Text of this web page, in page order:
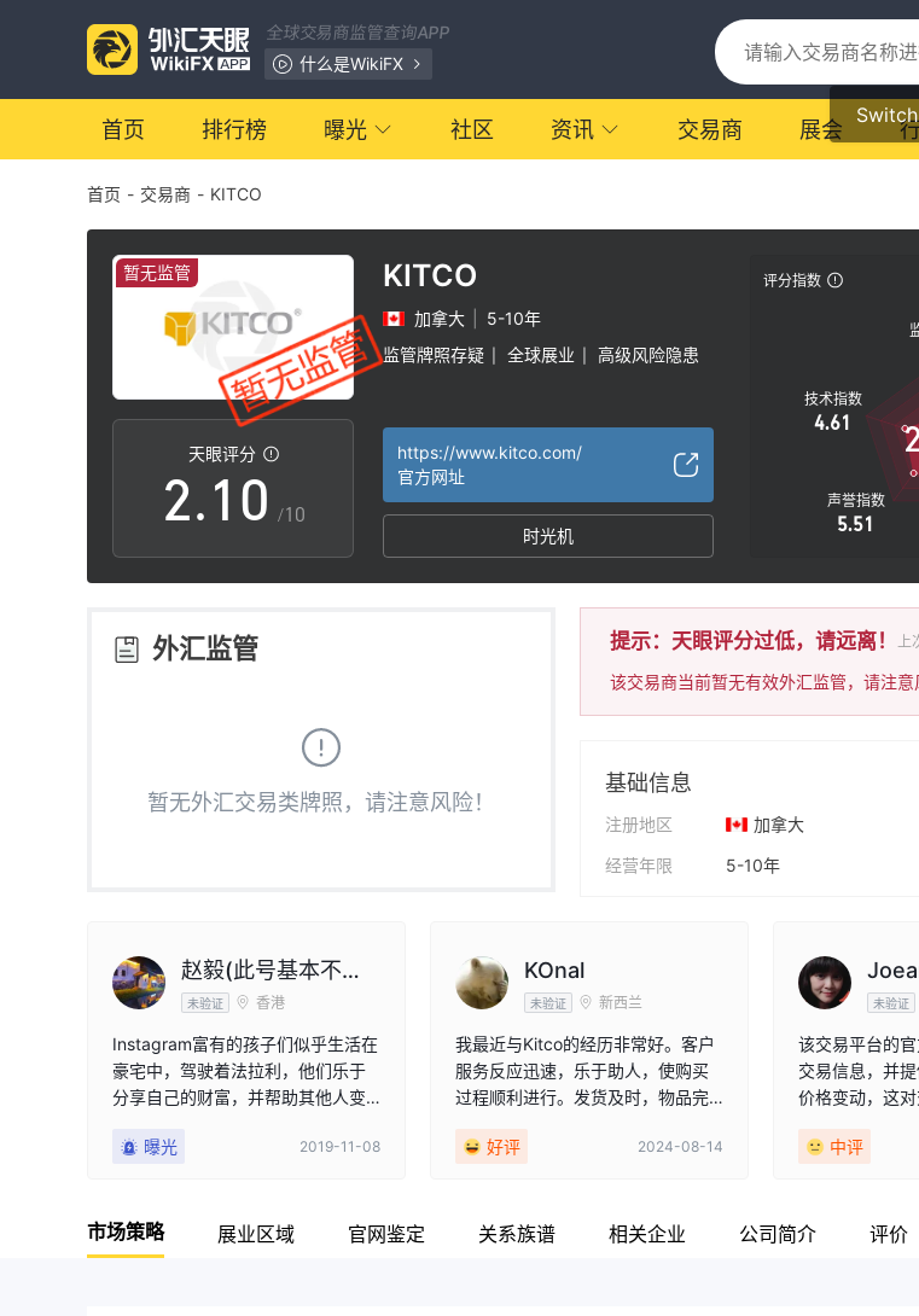
全球交易商监管查询APP
什么是WikiFX
首页 排行榜 曝光 社区 资讯 交易商 展会
首页 - 交易商 - KITCO
暂无监管
天眼评分
0
1
2
3
4
6
9
.
0
1
2
3
5
8
9
0
1
2
4
7
8
9
/10
KITCO
加拿大
5-10年
监管牌照存疑
全球展业 高级风险隐患
https://www.kitco.com/
官方网址
时光机
评分指数
技术指数
4.61
声誉指数
5.51
外汇监管
暂无外汇交易类牌照，请注意风险！
提示：天眼评分过低，请远离！
该交易商当前暂无有效外汇监管，请注意
基础信息
注册地区
加拿大
经营年限
5-10年
赵毅(此号基本不
用）
未验证 香港
Instagram富有的孩子们似乎生活在
豪宅中，驾驶着法拉利，他们乐于
分享自己的财富，并帮助其他人变
乍看之下，即使这些计划是基本的
曝光 2019-11-08
KOnal
未验证 新西兰
我最近与Kitco的经历非常好。客户
服务反应迅速，乐于助人，使购买
过程顺利进行。发货及时，物品完
很棒的经历。
好评 2024-08-14
未验证
该交易平台的
交易信息，并
价格变动，这
诈，我非常担
中评
市场策略 展业区域 官网鉴定 关系族谱 相关企业 公司简介 评价